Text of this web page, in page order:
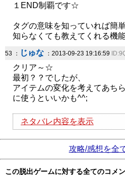
１END制覇です☆
タグの意味を知っていれば簡
知らなくても教えてくれる機
53 ： じゅな ：2013-09-23 19:16:59
クリア～☆
最初？？でしたが、
アイテムの変化を考えてあち
に使うといいかも^^;
ネタバレ内容を表示
攻略/感想を全
この脱出ゲームに対する全てのコメ